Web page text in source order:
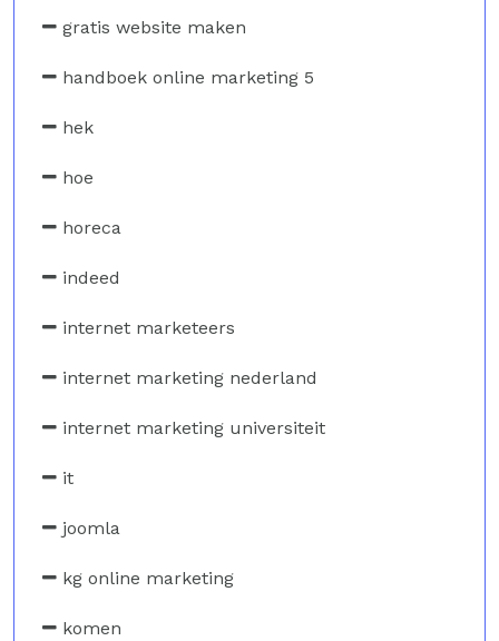
gratis website maken
handboek online marketing 5
hek
hoe
horeca
indeed
internet marketeers
internet marketing nederland
internet marketing universiteit
it
joomla
kg online marketing
komen